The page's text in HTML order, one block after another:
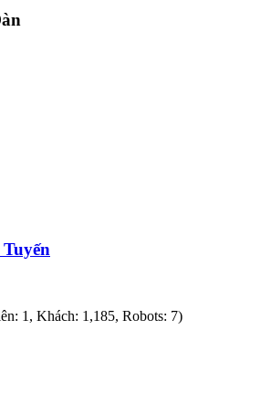
1, Khách: 1,185, Robots: 7)